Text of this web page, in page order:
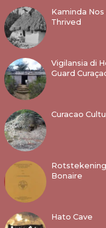
Kaminda Nos
Thrived
Vigilansia di
Guard
Curacao
Bonaire
Hato Cave